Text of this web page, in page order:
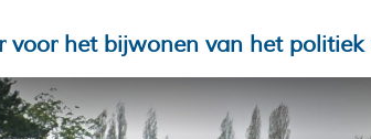
het bijwonen van het